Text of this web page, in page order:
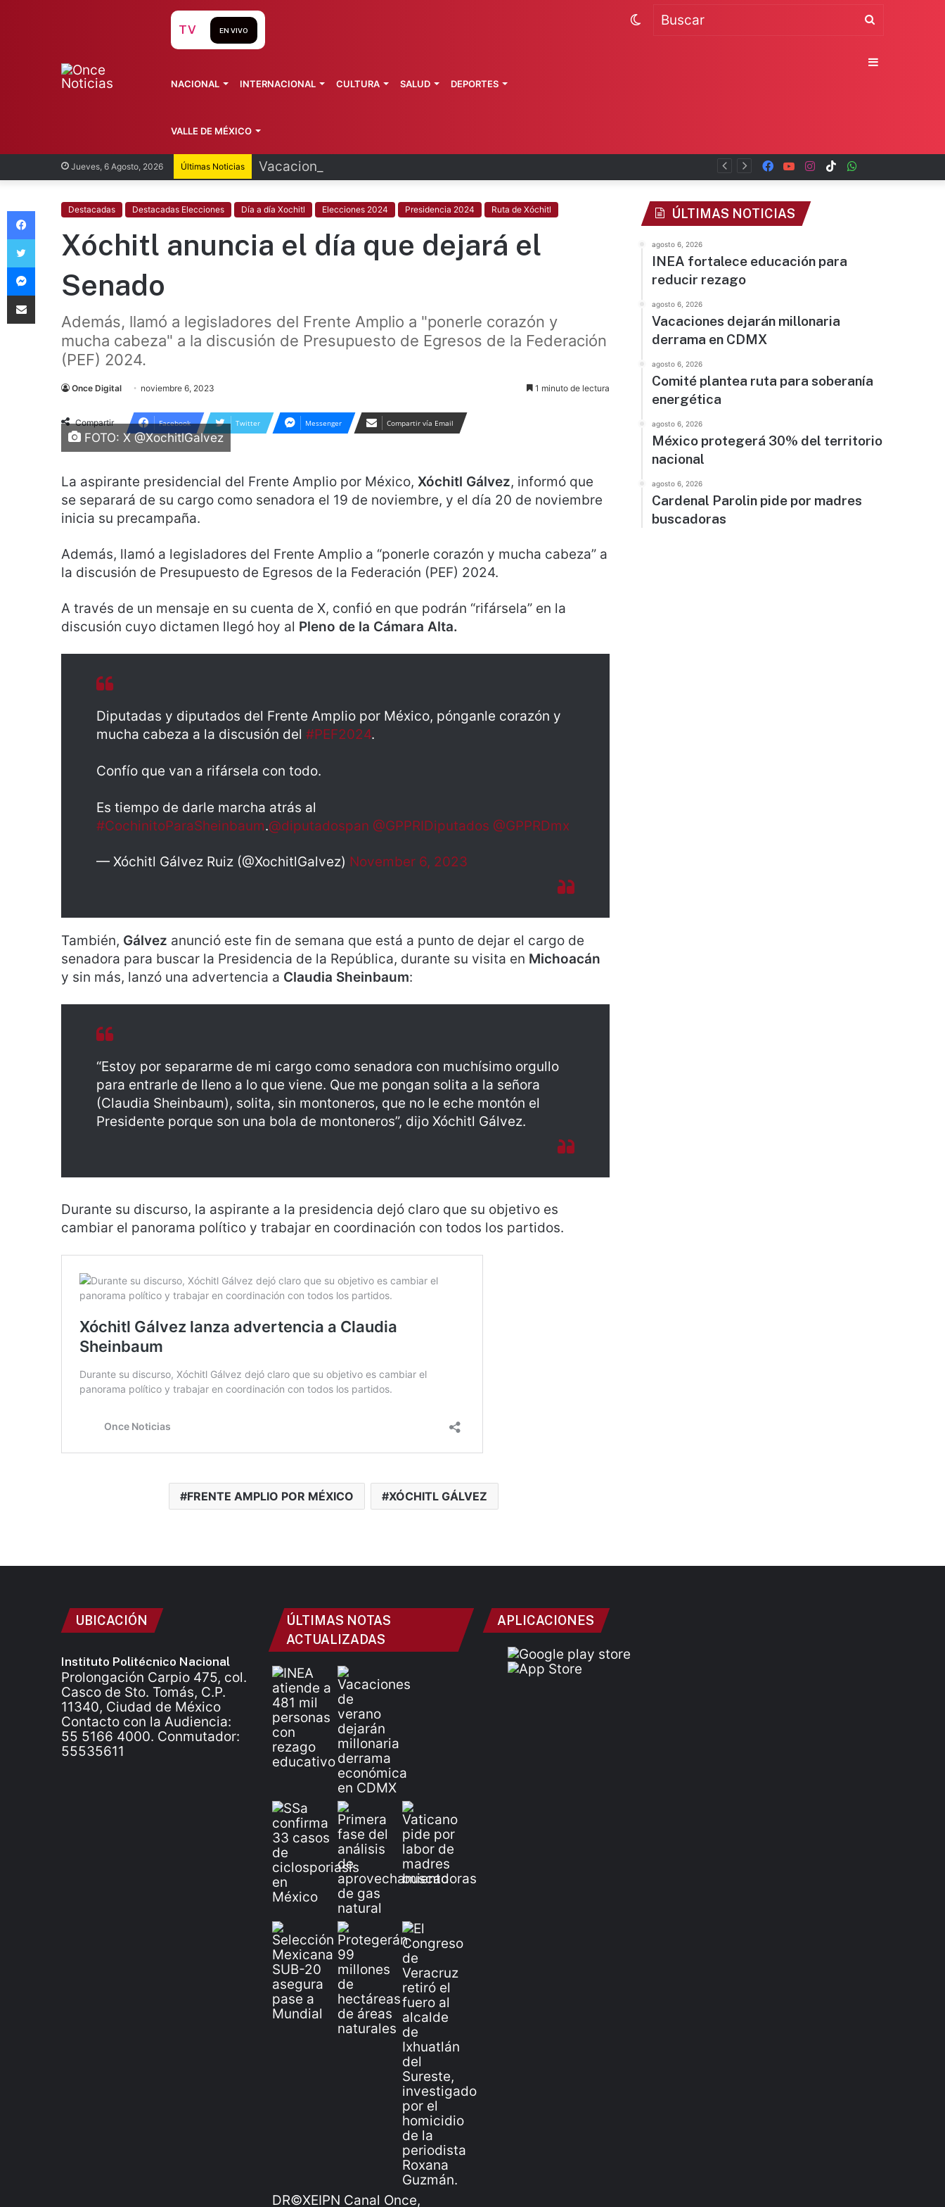
Jueves, 6 Agosto, 2026 Últimas Noticias Vacaciones dejarán millonaria derrama en CDMX TikTok
Instagram
YouTube
Facebook
TV EN VIVO
NACIONAL INTERNACIONAL CULTURA SALUD DEPORTES
VALLE DE MÉXICO
Buscar
Switch
Sidebar
Destacadas Destacadas Elecciones Día a día Xochitl Elecciones 2024 Presidencia 2024 Ruta de Xóchitl
Xóchitl anuncia el día que dejará el
Senado
Además, llamó a legisladores del Frente Amplio a "ponerle corazón y
mucha cabeza" a la discusión de Presupuesto de Egresos de la Federación
(PEF) 2024.
Once Digital noviembre 6, 2023 1 minuto de lectura
Compartir Facebook Twitter Messenger Compartir vía Email
FOTO: X @XochitlGalvez
La aspirante presidencial del Frente Amplio por México, Xóchitl Gálvez, informó que
se separará de su cargo como senadora el 19 de noviembre, y el día 20 de noviembre
inicia su precampaña.
Además, llamó a legisladores del Frente Amplio a “ponerle corazón y mucha cabeza” a
la discusión de Presupuesto de Egresos de la Federación (PEF) 2024.
A través de un mensaje en su cuenta de X, confió en que podrán “rifársela” en la
discusión cuyo dictamen llegó hoy al Pleno de la Cámara Alta.
Diputadas y diputados del Frente Amplio por México, pónganle corazón y
mucha cabeza a la discusión del #PEF2024.
Confío que van a rifársela con todo.
Es tiempo de darle marcha atrás al
#CochinitoParaSheinbaum.@diputadospan @GPPRIDiputados @GPPRDmx
— Xóchitl Gálvez Ruiz (@XochitlGalvez) November 6, 2023
También, Gálvez anunció este fin de semana que está a punto de dejar el cargo de
senadora para buscar la Presidencia de la República, durante su visita en Michoacán
y sin más, lanzó una advertencia a Claudia Sheinbaum:
“Estoy por separarme de mi cargo como senadora con muchísimo orgullo
para entrarle de lleno a lo que viene. Que me pongan solita a la señora
(Claudia Sheinbaum), solita, sin montoneros, que no le eche montón el
Presidente porque son una bola de montoneros”, dijo Xóchitl Gálvez.
Durante su discurso, la aspirante a la presidencia dejó claro que su objetivo es
cambiar el panorama político y trabajar en coordinación con todos los partidos.
FRENTE AMPLIO POR MÉXICO XÓCHITL GÁLVEZ
ÚLTIMAS NOTICIAS
agosto 6, 2026
INEA fortalece educación para
reducir rezago
agosto 6, 2026
Vacaciones dejarán millonaria
derrama en CDMX
agosto 6, 2026
Comité plantea ruta para soberanía
energética
agosto 6, 2026
México protegerá 30% del territorio
nacional
agosto 6, 2026
Cardenal Parolin pide por madres
buscadoras
UBICACIÓN
Instituto Politécnico Nacional
Prolongación Carpio 475, col.
Casco de Sto. Tomás, C.P.
11340, Ciudad de México
Contacto con la Audiencia:
55 5166 4000. Conmutador:
55535611
ÚLTIMAS NOTAS
ACTUALIZADAS
DR©XEIPN Canal Once,
APLICACIONES
Facebook
Twitter
Messenger
Compartir vía Email